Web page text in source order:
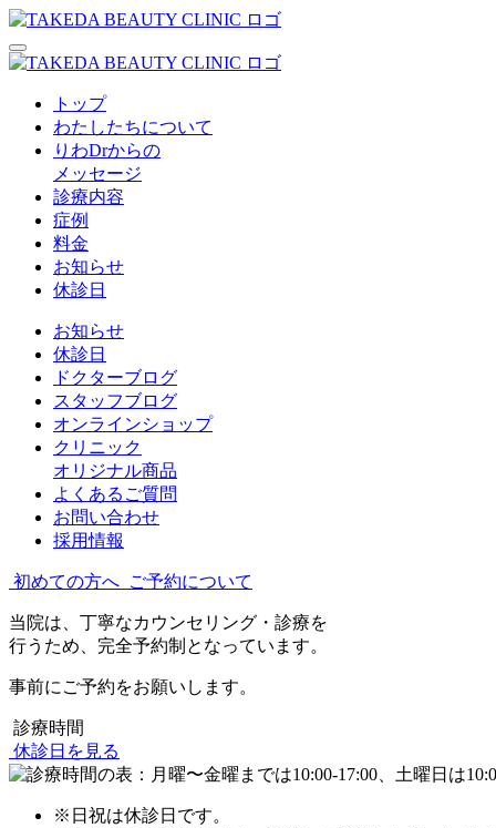
トップ
わたしたちについて
りわDrからの
メッセージ
診療内容
症例
料金
お知らせ
休診日
お知らせ
休診日
ドクターブログ
スタッフブログ
オンラインショップ
クリニック
オリジナル商品
よくあるご質問
お問い合わせ
採用情報
初めての方へ ご予約について
当院は、丁寧なカウンセリング・診療を
行うため、完全予約制となっています。
事前にご予約をお願いします。
診療時間
休診日を見る
※日祝は休診日です。